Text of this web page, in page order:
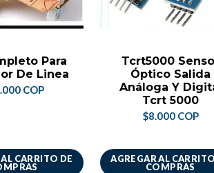
Para
De Linea
COP
CARRITO DE
Tcrt5000
Óptico Salida
Análoga Y
Tcrt 5000
$8.000 COP
AGREGAR AL
COMPRAS